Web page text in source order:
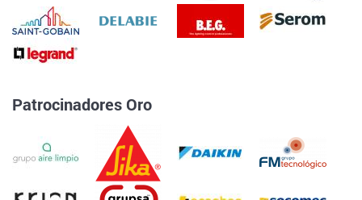
Patrocinadores Oro